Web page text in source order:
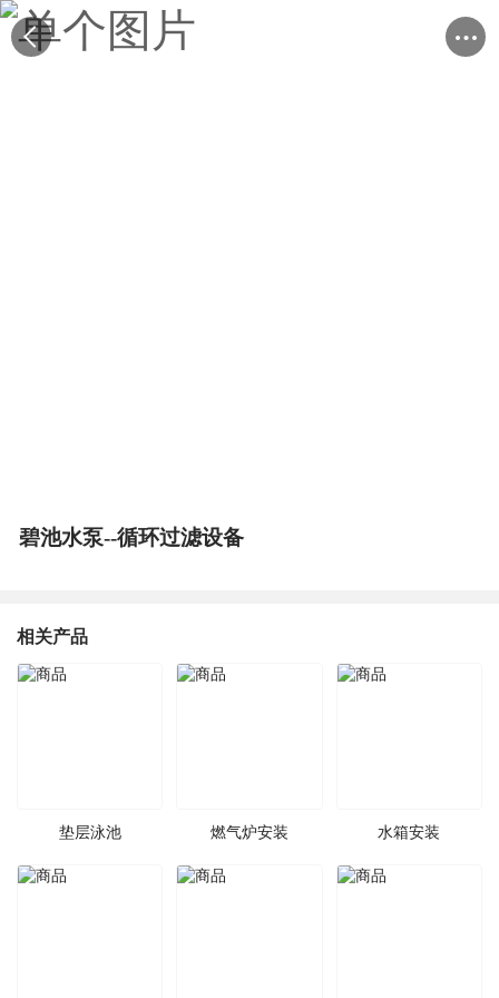
碧池水泵--循环过滤设备
相关产品
垫层泳池 燃气炉安装 水箱安装